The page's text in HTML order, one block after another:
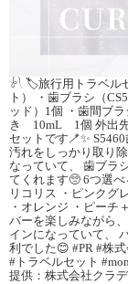
𓍯 🏷️旅行用トラベル
ト） ・歯ブラシ（
ッド）1個 ・歯間ブ
き 10mL 1個 外出先
セットです🪥✨
汚れをしっかり取り
なっていて、 歯ブラ
てくれます🥺 6つ選
リコリス ・ピンクグ
・オレンジ ・ピーチ
バーを楽しみながら
インになっていて、
利でした😊 #PR #株
#トラベルセット
提供：株式会社クラ